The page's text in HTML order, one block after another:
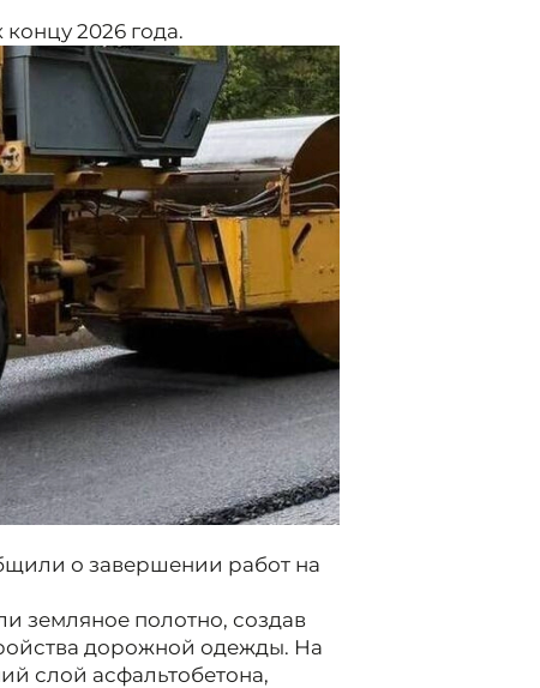
2026 года.
о завершении работ на
земляное полотно, создав
дорожной одежды. На
слой асфальтобетона,